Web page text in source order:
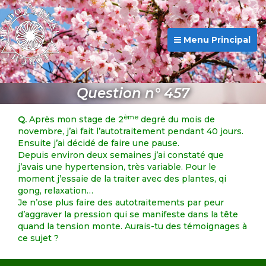
Menu Principal
Question n° 457
Q. Après mon stage de 2ème degré du mois de
novembre, j’ai fait l’autotraitement pendant 40 jours.
Ensuite j’ai décidé de faire une pause.
Depuis environ deux semaines j’ai constaté que
j’avais une hypertension, très variable. Pour le
moment j’essaie de la traiter avec des plantes, qi
gong, relaxation…
Je n’ose plus faire des autotraitements par peur
d’aggraver la pression qui se manifeste dans la tête
quand la tension monte. Aurais-tu des témoignages à
ce sujet ?